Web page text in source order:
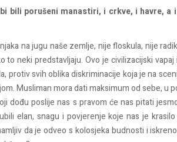
bili porušeni manastiri, i crkve, i havre, a
na jugu naše zemlje, nije floskula, nije
neki predstavljaju. Ovo je civilizacijski
protiv svih oblika diskriminacije koja je na
Musliman mora dati maksimum od sebe, u
dođu poslije nas s pravom će nas pitati
elan, snagu i povjerenje koje nas je
da je odveo s kolosjeka budnosti i